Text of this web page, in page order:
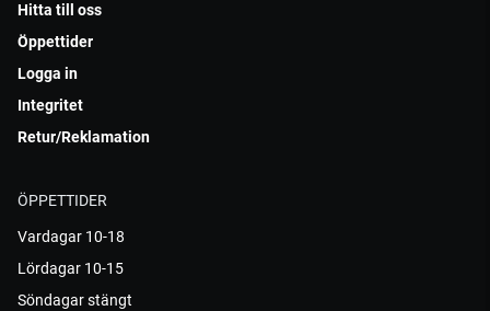
Hitta till oss
Öppettider
Logga in
Integritet
Retur/Reklamation
ÖPPETTIDER
Vardagar 10-18
Lördagar 10-15
Söndagar stängt